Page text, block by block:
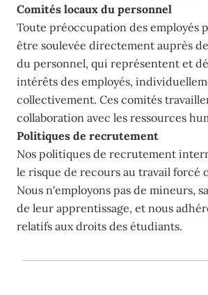
Comités locaux du personnel
Toute préoccupation des employés
être soulevée directement auprès
du personnel, qui représentent et
intérêts des employés,
collectivement. Ces comités
collaboration avec les ressources
Politiques de recrutement
Nos politiques de recrutement
le risque de recours au travail forcé
Nous n'employons pas de mineurs,
de leur apprentissage, et nous
relatifs aux droits des étudiants.